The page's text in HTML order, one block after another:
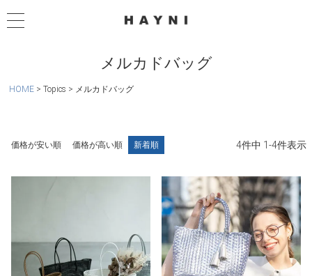
メルカドバッグ
HOME Topics メルカドバッグ
価格が安い順 価格が高い順 新着順 4件中 1-4件表示